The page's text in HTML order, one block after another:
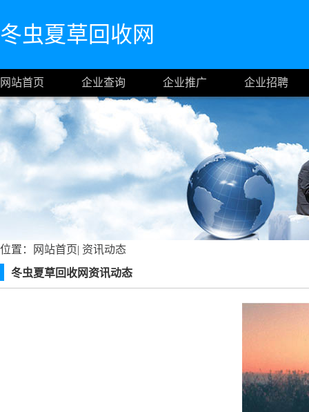
冬虫夏草回收网
网站首页 企业查询 企业推广 企业招聘
位置： 网站首页| 资讯动态
冬虫夏草回收网资讯动态